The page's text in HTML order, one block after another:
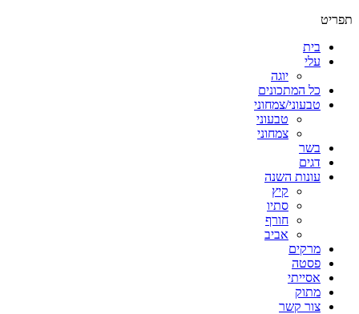
תפריט
בית
עלי
יוגה
כל המתכונים
טבעוני/צמחוני
טבעוני
צמחוני
בשר
דגים
עונות השנה
קיץ
סתיו
חורף
אביב
מרקים
פסטה
אסייתי
מתוק
צור קשר